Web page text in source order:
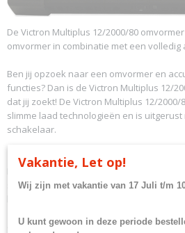
De Victron Multiplus 12/2000/80
omvormer in combinatie met een volledig
Ben jij opzoek naar een omvormer en
functies? Dan is de Victron Multiplus 12/
dat jij zoekt! De Victron Multiplus 12/
slimme laad technologieën en is uitgerust
schakelaar.
Zuivere sinus omvormer:
De Victron Multiplus 12/2000/80
sinusomvormer. Een zuivere
omvormer precies hetzelfde is als thuis
Vakantie, Let op!
Wij zijn met vakantie van 17 Juli t/m
U kunt gewoon in deze periode